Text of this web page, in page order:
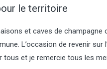
le territoire
et caves de
L’occasion de revenir sur
et je remercie tous les